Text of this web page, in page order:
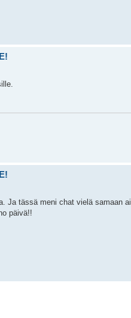
Ja tässä meni chat vielä samaan
päivä!!